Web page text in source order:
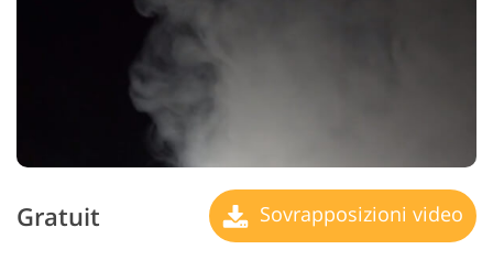
Gratuit Sovrapposizioni video